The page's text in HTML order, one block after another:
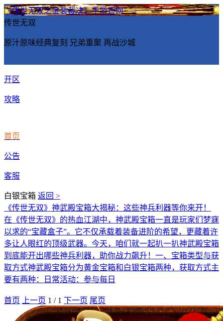
《传世无双之金装裁决》手游官网
传世无双
原汁原味经典复刻 兄弟重聚 再战沙城
开区
攻略
首页
公告
客服
白银宝箱 返回 >
《传世无双》神武殿宝箱大揭秘：这些神兵利器等你来开！
在《传世无双》的热血江湖中，神武殿宝箱一直是玩家们梦寐
以求的“宝藏盒子”。它不仅承载着装备进阶的希望，更藏着许
多让人眼红的顶级武器。今天，咱们就一起扒一扒神武殿宝箱
到底能开出哪些神兵利器，助你战力飙升！一、宝箱类型与获
取方式神武殿宝箱分为黄金宝箱和白银宝箱两种，获取方式主
要有两种：日常活动：参与每日
首页 上一页 1 / 1 下一页 尾页